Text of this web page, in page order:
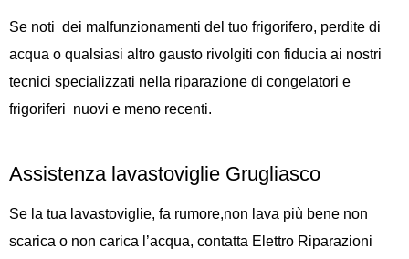
Se noti dei malfunzionamenti del tuo frigorifero, perdite di
acqua o qualsiasi altro gausto rivolgiti con fiducia ai nostri
tecnici specializzati nella riparazione di congelatori e
frigoriferi nuovi e meno recenti.
Assistenza lavastoviglie Grugliasco
Se la tua lavastoviglie, fa rumore,non lava più bene non
scarica o non carica l’acqua, contatta Elettro Riparazioni